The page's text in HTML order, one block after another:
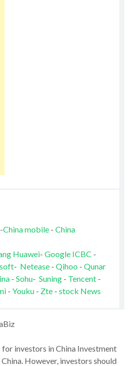
China mobile- China
Huawei- Google ICBC -
- Netease- Qihoo - Qunar
- Sohu- Suning- Tencent-
- Youku - Zte- stock News
for investors in China Investment
However, investors should